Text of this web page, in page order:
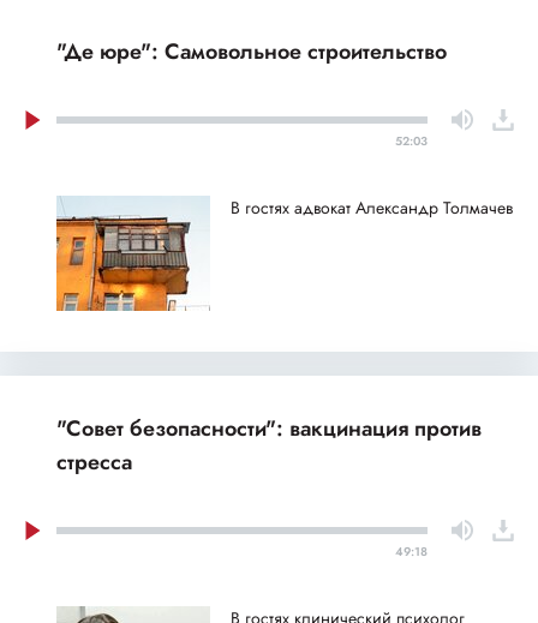
"Де юре": Самовольное строительство
52:03
В гостях адвокат Александр Толмачев
"Совет безопасности": вакцинация против
стресса
49:18